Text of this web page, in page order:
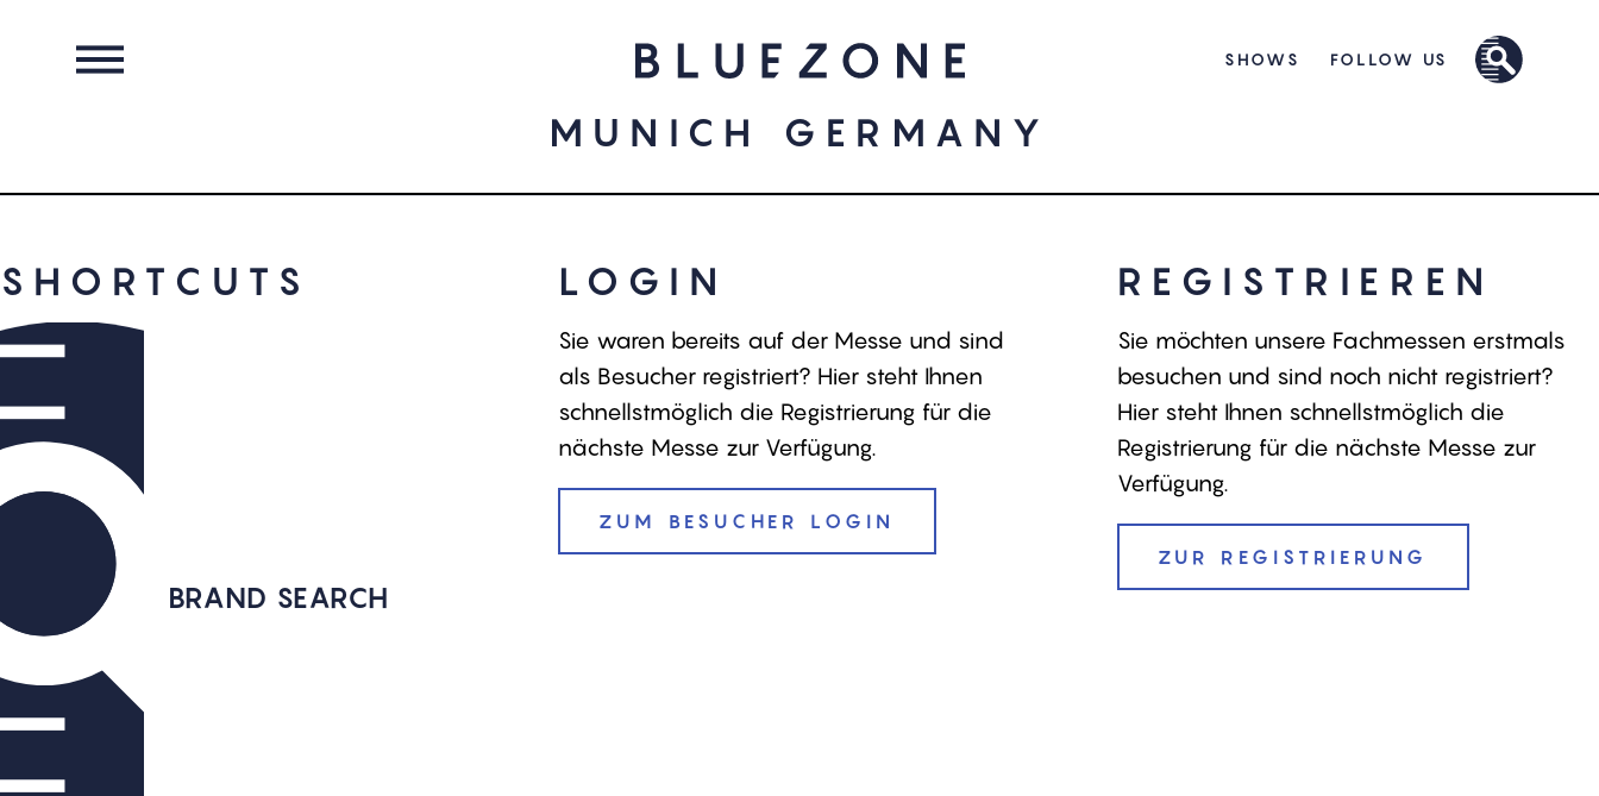
SHOWS FOLLOW US
31/08 – 01/09/202
MUNICH GERMANY
SHORTCUTS
BRAND SEARCH
LOGIN
Sie waren bereits auf der Messe und sind
als Besucher registriert? Hier steht Ihnen
schnellstmöglich die Registrierung für die
nächste Messe zur Verfügung.
ZUM BESUCHER LOGIN
REGISTRIEREN
Sie möchten unsere Fachmessen erstmals
besuchen und sind noch nicht registriert?
Hier steht Ihnen schnellstmöglich die
Registrierung für die nächste Messe zur
Verfügung.
ZUR REGISTRIERUNG